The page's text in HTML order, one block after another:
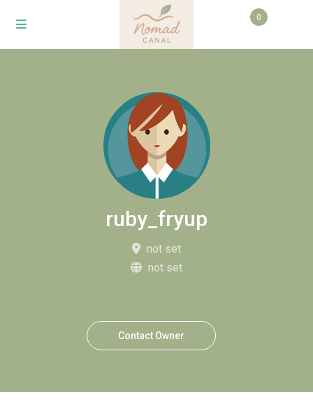
0
ruby_fryup
not set
not set
Contact Owner